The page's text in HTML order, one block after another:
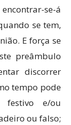
se-á
se tem,
E força se
preâmbulo
discorrer
tempo pode
e/ou
ou falso;